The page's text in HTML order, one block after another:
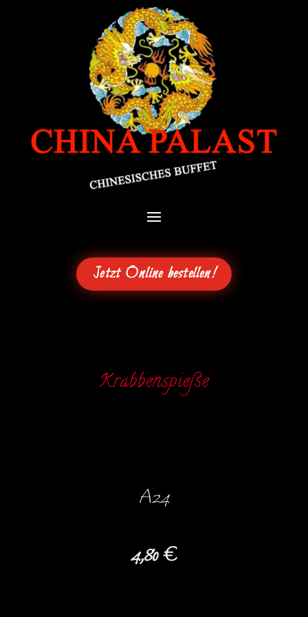
Jetzt Online bestellen!
Krabbenspieße
A24
4,80 €